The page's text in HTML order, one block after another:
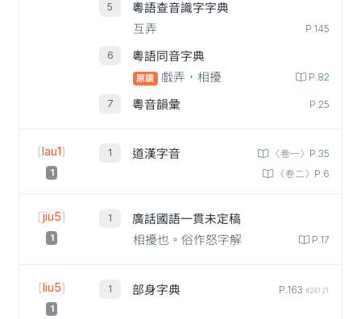
粵語查音識字字典
互弄
P.145
粵語同音字典
原讀 戲弄，相擾 P.82
粵音韻彙 P.25
[lau1]
1
道漢字音
〈卷一〉P.35
〈卷二〉P.6
[jiu5]
1
廣話國語一貫未定稿
相擾也。俗作怒字解
P.17
[liu5]
1
部身字典 P.163 #24121